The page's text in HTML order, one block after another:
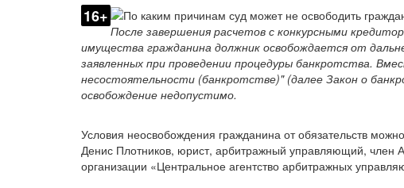
16+
После завершения расчетов с конкурсными
имущества гражданина должник освобождается от
заявленных при проведении процедуры банкротства.
несостоятельности (банкротстве)" (далее Закон о
освобождение недопустимо.
Условия неосвобождения гражданина от обязательств
Денис Плотников, юрист, арбитражный управляющий,
организации «Центральное агентство арбитражных